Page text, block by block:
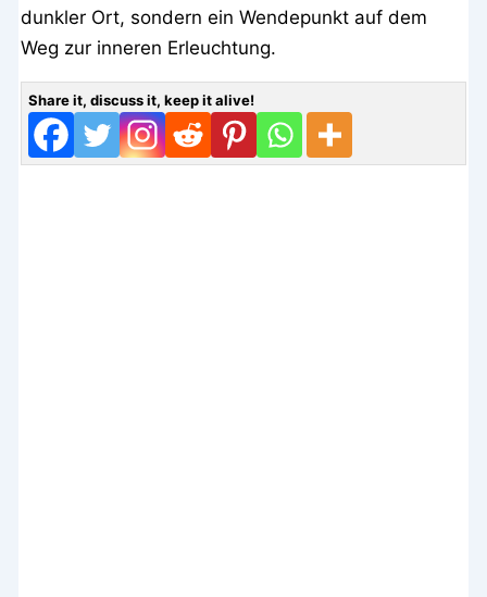
dunkler Ort, sondern ein Wendepunkt auf dem
Weg zur inneren Erleuchtung.
Share it, discuss it, keep it alive!